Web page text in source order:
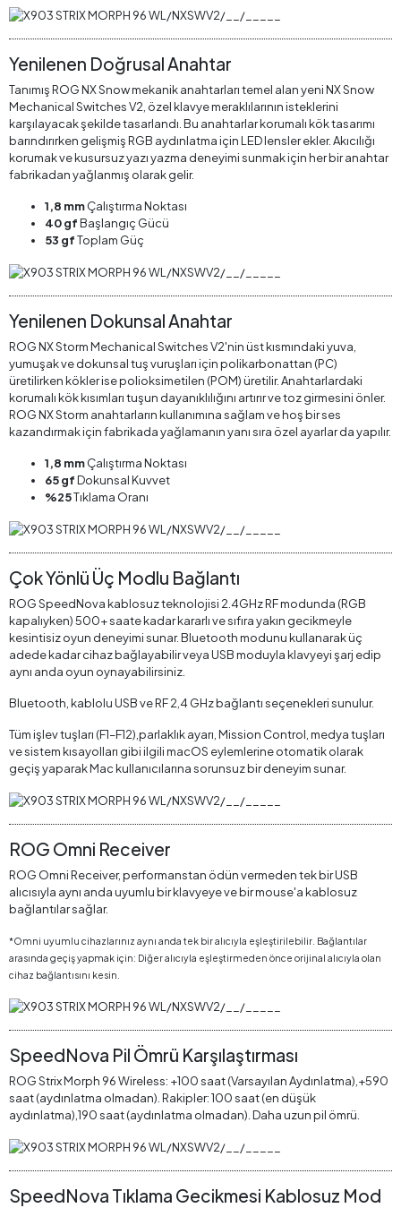
Yenilenen Doğrusal Anahtar
Tanımış ROG NX Snow mekanik anahtarları temel alan yeni NX Snow
Mechanical Switches V2, özel klavye meraklılarının isteklerini
karşılayacak şekilde tasarlandı. Bu anahtarlar korumalı kök tasarımı
barındırırken gelişmiş RGB aydınlatma için LED lensler ekler. Akıcılığı
korumak ve kusursuz yazı yazma deneyimi sunmak için her bir anahtar
fabrikadan yağlanmış olarak gelir.
1,8 mmÇalıştırma Noktası
40 gfBaşlangıç Gücü
53 gfToplam Güç
Yenilenen Dokunsal Anahtar
ROG NX Storm Mechanical Switches V2'nin üst kısmındaki yuva,
yumuşak ve dokunsal tuş vuruşları için polikarbonattan (PC)
üretilirken kökler ise polioksimetilen (POM) üretilir. Anahtarlardaki
korumalı kök kısımları tuşun dayanıklılığını artırır ve toz girmesini önler.
ROG NX Storm anahtarların kullanımına sağlam ve hoş bir ses
kazandırmak için fabrikada yağlamanın yanı sıra özel ayarlar da yapılır.
1,8 mmÇalıştırma Noktası
65 gfDokunsal Kuvvet
%25Tıklama Oranı
Çok Yönlü Üç Modlu Bağlantı
ROG SpeedNova kablosuz teknolojisi 2.4GHz RF modunda (RGB
kapalıyken) 500+ saate kadar kararlı ve sıfıra yakın gecikmeyle
kesintisiz oyun deneyimi sunar. Bluetooth modunu kullanarak üç
adede kadar cihaz bağlayabilir veya USB moduyla klavyeyi şarj edip
aynı anda oyun oynayabilirsiniz.
Bluetooth, kablolu USB ve RF 2,4 GHz bağlantı seçenekleri sunulur.
Tüm işlev tuşları (F1–F12),parlaklık ayarı, Mission Control, medya tuşları
ve sistem kısayolları gibi ilgili macOS eylemlerine otomatik olarak
geçiş yaparak Mac kullanıcılarına sorunsuz bir deneyim sunar.
ROG Omni Receiver
ROG Omni Receiver, performanstan ödün vermeden tek bir USB
alıcısıyla aynı anda uyumlu bir klavyeye ve bir mouse'a kablosuz
bağlantılar sağlar.
*Omni uyumlu cihazlarınız aynı anda tek bir alıcıyla eşleştirilebilir. Bağlantılar
arasında geçiş yapmak için: Diğer alıcıyla eşleştirmeden önce orijinal alıcıyla olan
cihaz bağlantısını kesin.
SpeedNova Pil Ömrü Karşılaştırması
ROG Strix Morph 96 Wireless: +100 saat (Varsayılan Aydınlatma),+590
saat (aydınlatma olmadan). Rakipler: 100 saat (en düşük
aydınlatma),190 saat (aydınlatma olmadan). Daha uzun pil ömrü.
SpeedNova Tıklama Gecikmesi Kablosuz Mod